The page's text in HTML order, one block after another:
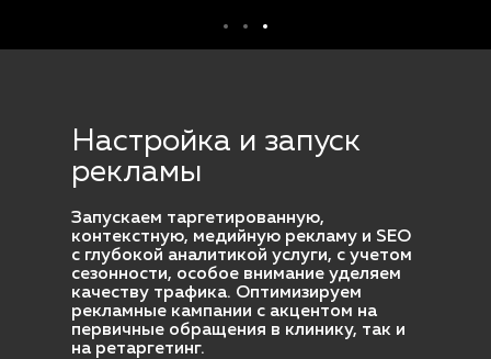
Настройка и запуск
рекламы
Запускаем таргетированную,
контекстную, медийную рекламу и SEO
с глубокой аналитикой услуги, с учетом
сезонности, особое внимание уделяем
качеству трафика. Оптимизируем
рекламные кампании с акцентом на
первичные обращения в клинику, так и
на ретаргетинг.